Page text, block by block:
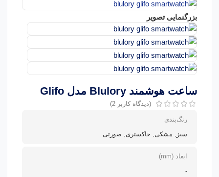
بزرگنمایی تصویر
ساعت هوشمند Blulory مدل Glifo
(دیدگاه کاربر 2
)
رنگ‌بندی
سبز, مشکی, خاکستری, صورتی
ابعاد (mm)
-